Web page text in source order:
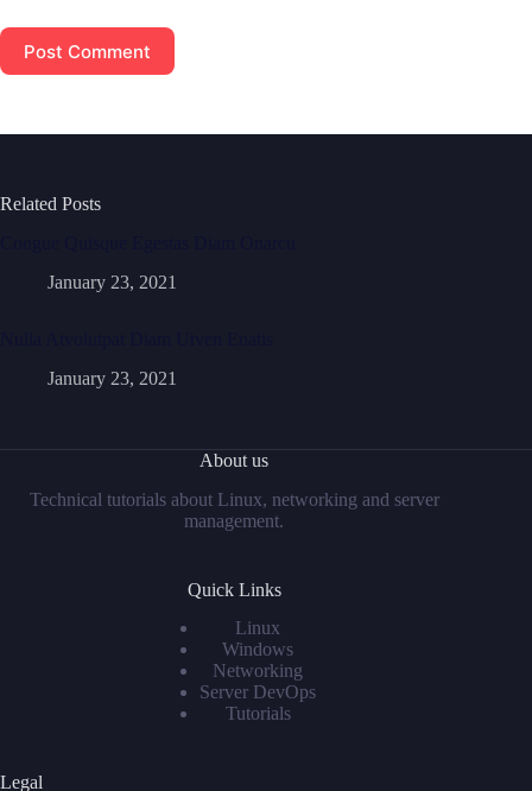
Post Comment
Related Posts
January 23, 2021
January 23, 2021
About us
Technical tutorials about Linux, networking and server
management.
Quick Links
Linux
Windows
Networking
Server DevOps
Tutorials
Legal